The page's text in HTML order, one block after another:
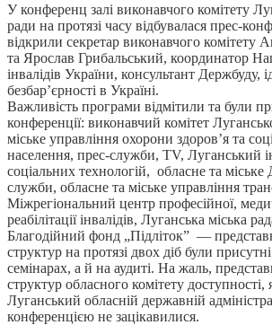
У конференц залі виконавчого комітету
ради на протязі часу відбувалася прес-
відкрили секретар виконавчого комітету
та Ярослав Грибальський, координатор
інвалідів України, консультант Держбуду,
безбар’єрності в Україні.
Важливість програми відмітили та були
конференції: виконавчий комітет
міське управління охорони здоров’я та
населення, прес-служби, TV, Луганський
соціальних технологій, обласне та
служби, обласне та міське управління
Міжрегіональний центр професійної,
реабілітації інвалідів, Луганська міська
Благодійний фонд „Підліток” —
структур на протязі двох діб були
семінарах, а й на аудиті. На жаль,
структур обласного комітету
Луганський обласній державній
конференцією не зацікавилися.